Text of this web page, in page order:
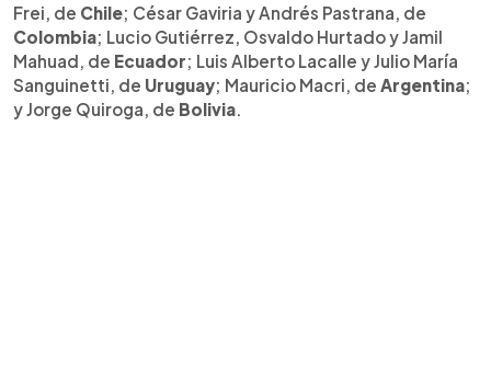
Frei, de Chile; César Gaviria y Andrés Pastrana, de
Colombia; Lucio Gutiérrez, Osvaldo Hurtado y Jamil
Mahuad, de Ecuador; Luis Alberto Lacalle y Julio María
Sanguinetti, de Uruguay; Mauricio Macri, de Argentina;
y Jorge Quiroga, de Bolivia